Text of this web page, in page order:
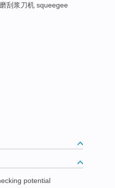
刮浆刀机 squeegee
potential